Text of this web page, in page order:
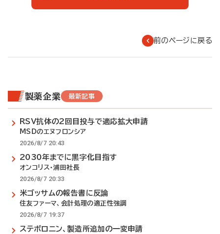
前のページに戻る
製薬企業 最新記事
RSV抗体の2回目投与で適応拡大申請
MSDのエヌフロンシア
2026/8/7 20:43
2030年までに黒字化目指す
オンコリス・浦田社長
2026/8/7 20:33
米ゴッサムの報告書に反論
住友ファーマ、会計処理の適正性強調
2026/8/7 19:37
ステボロニン、製造所追加の一変申請